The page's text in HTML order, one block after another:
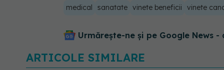
medical sanatate vinete beneficii vinete
Urmărește-ne și pe Google News -
ARTICOLE SIMILARE